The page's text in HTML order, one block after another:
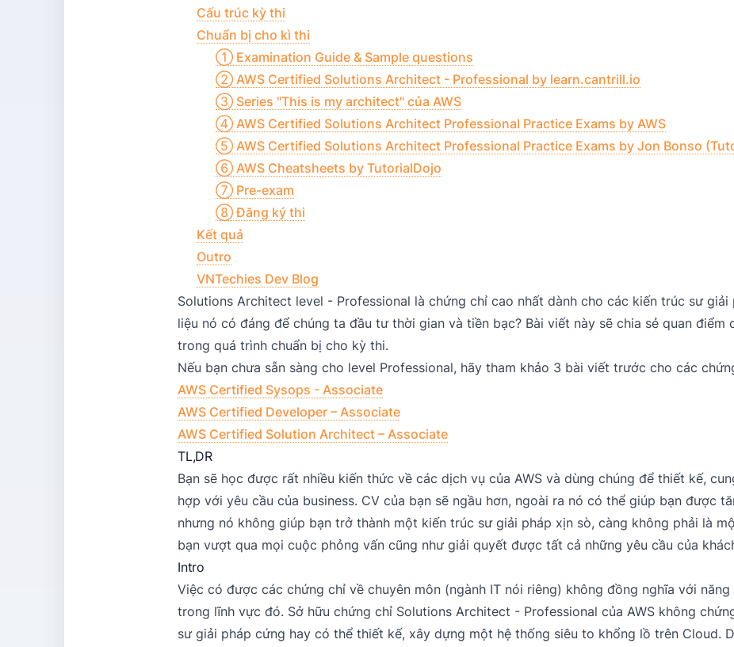
Cấu trúc kỳ thi
Chuẩn bị cho kì thi
① Examination Guide & Sample questions
② AWS Certified Solutions Architect - Professional by learn.cantrill.io
③ Series "This is my architect" của AWS
④ AWS Certified Solutions Architect Professional Practice Exams by AWS
⑤ AWS Certified Solutions Architect Professional Practice Exams by Jon Bonso
⑥ AWS Cheatsheets by TutorialDojo
⑦ Pre-exam
⑧ Đăng ký thi
Kết quả
Outro
VNTechies Dev Blog
Solutions Architect level - Professional là chứng chỉ cao nhất dành cho các kiến trúc sư giải
liệu nó có đáng để chúng ta đầu tư thời gian và tiền bạc? Bài viết này sẽ chia sẻ quan điểm
trong quá trình chuẩn bị cho kỳ thi.
Nếu bạn chưa sẵn sàng cho level Professional, hãy tham khảo 3 bài viết trước cho các
AWS Certified Sysops - Associate
AWS Certified Developer – Associate
AWS Certified Solution Architect – Associate
TL,DR
Bạn sẽ học được rất nhiều kiến thức về các dịch vụ của AWS và dùng chúng để thiết kế,
hợp với yêu cầu của business. CV của bạn sẽ ngầu hơn, ngoài ra nó có thể giúp bạn được
nhưng nó không giúp bạn trở thành một kiến trúc sư giải pháp xịn sò, càng không phải là
bạn vượt qua mọi cuộc phỏng vấn cũng như giải quyết được tất cả những yêu cầu của
Intro
Việc có được các chứng chỉ về chuyên môn (ngành IT nói riêng) không đồng nghĩa với
trong lĩnh vực đó. Sở hữu chứng chỉ Solutions Architect - Professional của AWS không
sư giải pháp cứng hay có thể thiết kế, xây dựng một hệ thống siêu to khổng lồ trên Cloud.